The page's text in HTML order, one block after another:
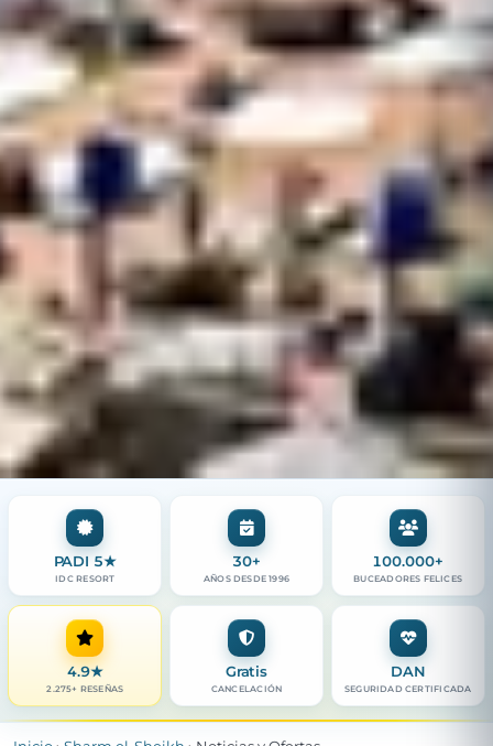
PADI 5★
IDC RESORT
30+
AÑOS DESDE 1996
100.000+
BUCEADORES FELICES
4.9★
2.275+ RESEÑAS
Gratis
CANCELACIÓN
DAN
SEGURIDAD CERTIFICADA